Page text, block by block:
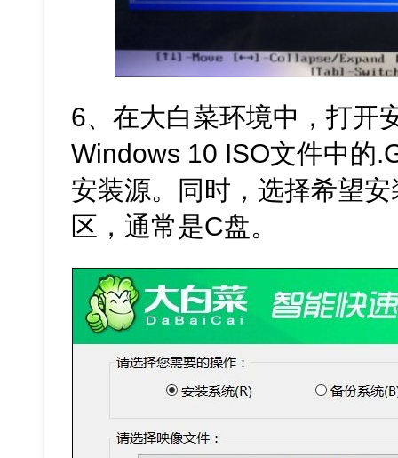
6、在大白菜环境中，打开
Windows 10 ISO文件中的
安装源。同时，选择希望
区，通常是C盘。